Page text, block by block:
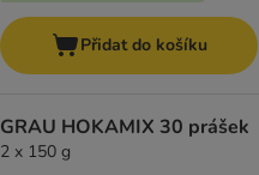
Přidat do košíku
GRAU HOKAMIX 30 prášek
2 x 150 g